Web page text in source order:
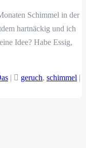
Schimmel in der
hartnäckig und ich
Idee? Habe Essig,
| geruch, schimmel |